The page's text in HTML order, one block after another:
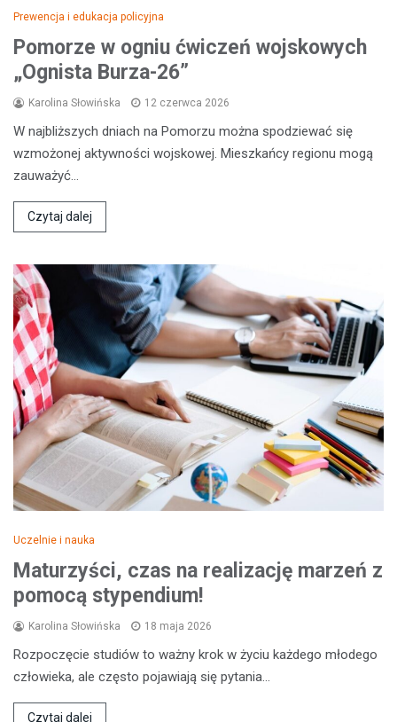
Prewencja i edukacja policyjna
Pomorze w ogniu ćwiczeń wojskowych
„Ognista Burza-26”
Karolina Słowińska 12 czerwca 2026
W najbliższych dniach na Pomorzu można spodziewać się
wzmożonej aktywności wojskowej. Mieszkańcy regionu mogą
zauważyć…
Czytaj dalej
Uczelnie i nauka
Maturzyści, czas na realizację marzeń z
pomocą stypendium!
Karolina Słowińska 18 maja 2026
Rozpoczęcie studiów to ważny krok w życiu każdego młodego
człowieka, ale często pojawiają się pytania…
Czytaj dalej